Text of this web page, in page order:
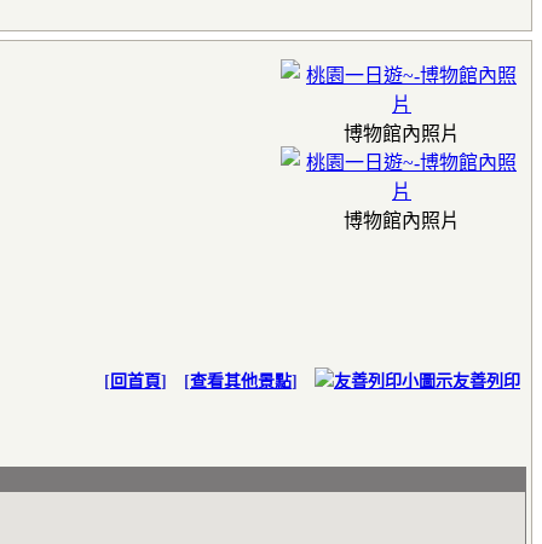
博物館內照片
博物館內照片
[ 回首頁] [查看其他景點] 友善列印